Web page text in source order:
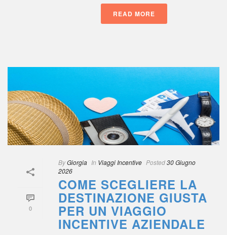
READ MORE
0
ByGiorgia In Viaggi Incentive Posted30 Giugno
2026
COME SCEGLIERE LA
DESTINAZIONE GIUSTA
PER UN VIAGGIO
INCENTIVE AZIENDALE